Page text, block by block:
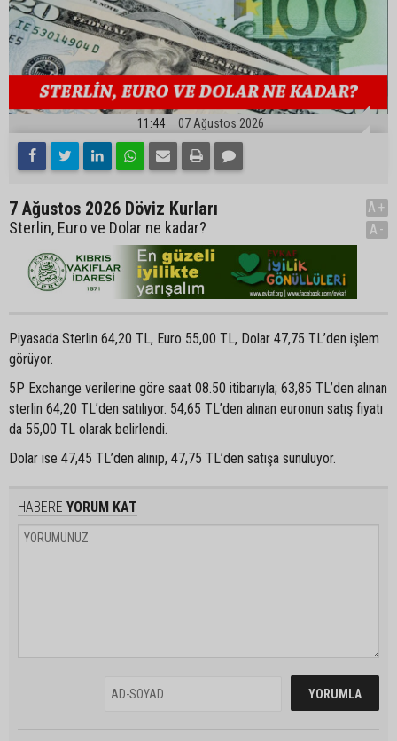
11:44 07 Ağustos 2026
7 Ağustos 2026 Döviz Kurları
Sterlin, Euro ve Dolar ne kadar?
A+
A-
Piyasada Sterlin 64,20 TL, Euro 55,00 TL, Dolar 47,75 TL’den işlem
görüyor.
5P Exchange verilerine göre saat 08.50 itibarıyla; 63,85 TL’den alınan
sterlin 64,20 TL’den satılıyor. 54,65 TL’den alınan euronun satış fiyatı
da 55,00 TL olarak belirlendi.
Dolar ise 47,45 TL’den alınıp, 47,75 TL’den satışa sunuluyor.
HABERE YORUM KAT